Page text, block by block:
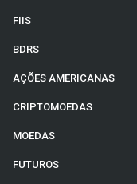
FIIS
BDRS
AÇÕES AMERICANAS
CRIPTOMOEDAS
MOEDAS
FUTUROS